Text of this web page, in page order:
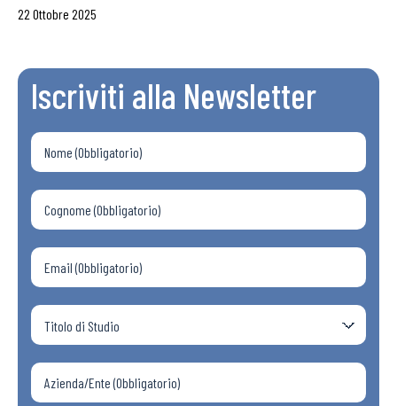
22 Ottobre 2025
Iscriviti alla Newsletter